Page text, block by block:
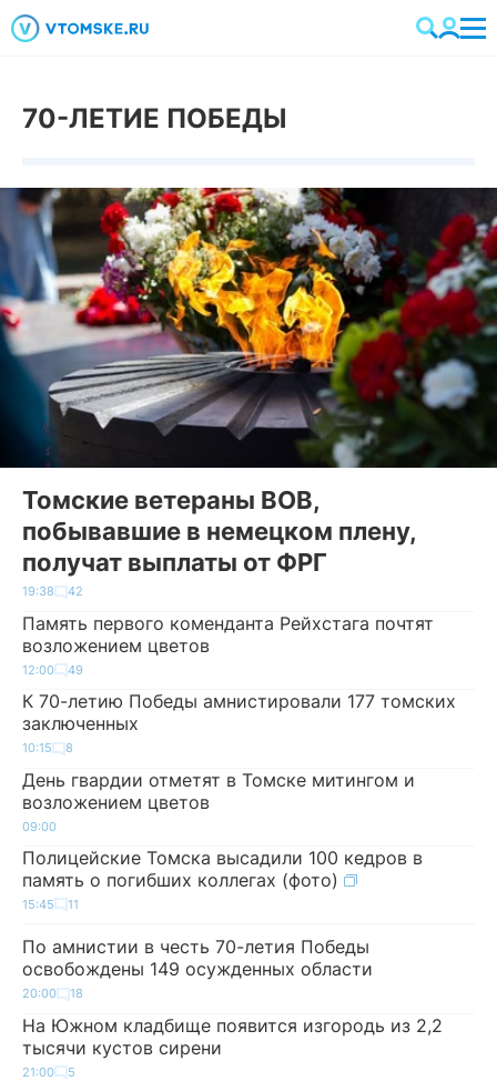
70-ЛЕТИЕ ПОБЕДЫ
Томские ветераны ВОВ,
побывавшие в немецком плену,
получат выплаты от ФРГ
19:38 42
Память первого коменданта Рейхстага почтят
возложением цветов
12:00 49
К 70-летию Победы амнистировали 177 томских
заключенных
10:15 8
День гвардии отметят в Томске митингом и
возложением цветов
09:00
Полицейские Томска высадили 100 кедров в
память о погибших коллегах (фото)
15:45 11
По амнистии в честь 70-летия Победы
освобождены 149 осужденных области
20:00 18
На Южном кладбище появится изгородь из 2,2
тысячи кустов сирени
21:00 5